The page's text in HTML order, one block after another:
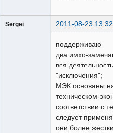
Sergei 2011-08-23
поддерживаю
два имхо-
вся
"исключения";
МЭК основаны
техническом-
соответствии с
следует
они более